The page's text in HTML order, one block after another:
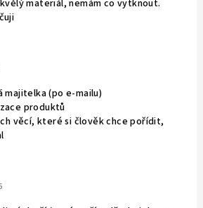
materiál, nemám co vytknout.
obchodu je 5 z 5 hvězdiček.
majitelka (po e-mailu)
produktů
věcí, které si člověk chce pořídit,
obchodu je 5 z 5 hvězdiček.